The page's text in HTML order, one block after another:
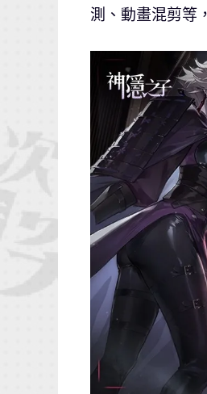
測、動畫混剪等